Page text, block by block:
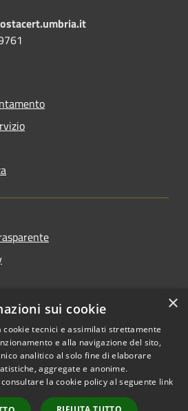
Copyright © 2026 • Comune di
Amelia • Powered by
Municipium• Accesso
×
sui cookie
cookie tecnici e assimilati strettamente
e alla navigazione del sito,
analitico al solo fine di elaborare
aggregate e anonime.
la cookie policy al seguente link